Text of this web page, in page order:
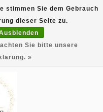
grocery shop with
Suhana, DeliSpice
!!!
stimmen Sie dem Gebrauch
dieser Seite zu.
Sie bitte unsere
»